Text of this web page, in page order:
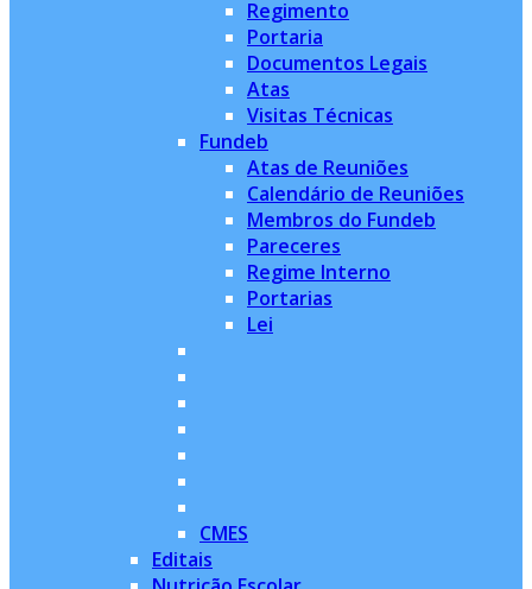
Regimento
Portaria
Documentos Legais
Atas
Visitas Técnicas
Fundeb
Atas de Reuniões
Calendário de Reuniões
Membros do Fundeb
Pareceres
Regime Interno
Portarias
Lei
CMES
Editais